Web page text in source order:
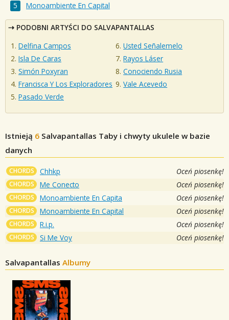
Monoambiente En Capital
PODOBNI ARTYŚCI DO SALVAPANTALLAS
Delfina Campos
Isla De Caras
Simón Poxyran
Francisca Y Los Exploradores
Pasado Verde
Usted Señalemelo
Rayos Láser
Conociendo Rusia
Vale Acevedo
Istnieją 6 Salvapantallas Taby i chwyty ukulele w bazie
danych
CHORDS Chhkp Oceń piosenkę!
CHORDS Me Conecto Oceń piosenkę!
CHORDS Monoambiente En Capita Oceń piosenkę!
CHORDS Monoambiente En Capital Oceń piosenkę!
CHORDS R.i.p. Oceń piosenkę!
CHORDS Si Me Voy Oceń piosenkę!
Salvapantallas Albumy